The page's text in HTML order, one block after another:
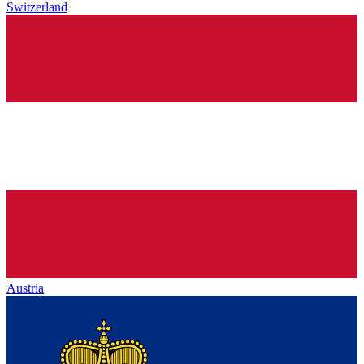
Switzerland
Austria